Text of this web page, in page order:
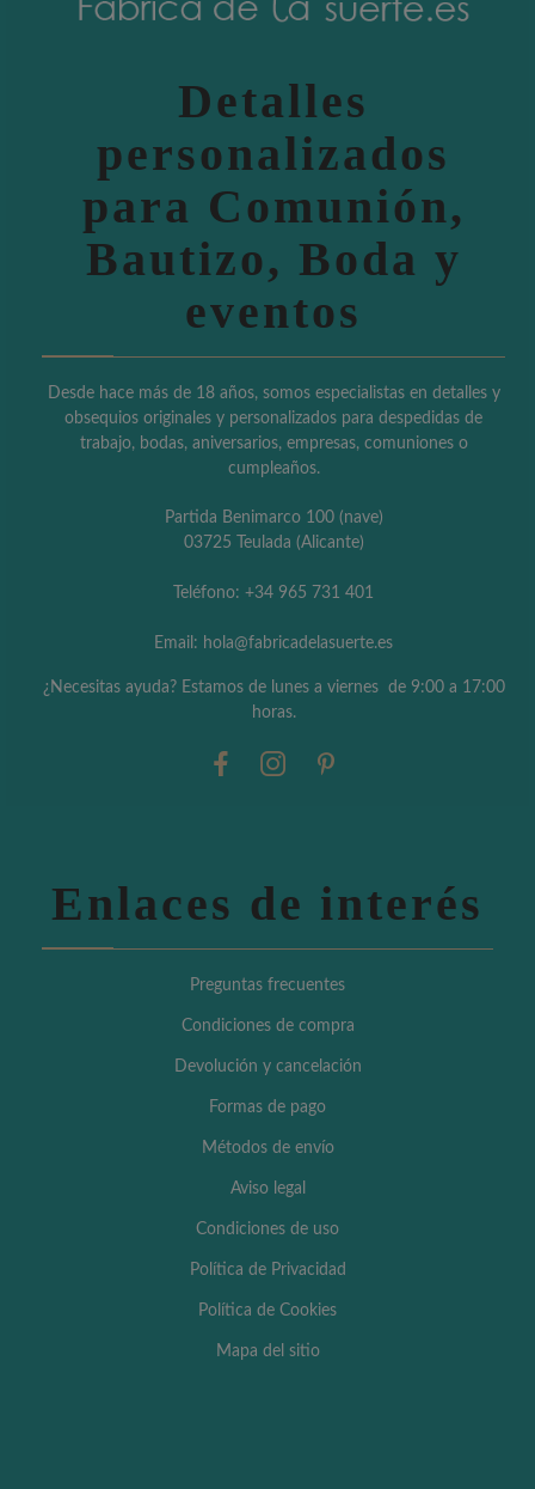
Detalles
personalizados
para Comunión,
Bautizo, Boda y
eventos
Desde hace más de 18 años, somos especialistas en detalles y
obsequios originales y personalizados para despedidas de
trabajo, bodas, aniversarios, empresas, comuniones o
cumpleaños.
Partida Benimarco 100 (nave)
03725 Teulada (Alicante)
Teléfono: +34 965 731 401
Email: hola@fabricadelasuerte.es
¿Necesitas ayuda? Estamos de lunes a viernes de 9:00 a 17:00
horas.
Enlaces de interés
Preguntas frecuentes
Condiciones de compra
Devolución y cancelación
Formas de pago
Métodos de envío
Aviso legal
Condiciones de uso
Política de Privacidad
Política de Cookies
Mapa del sitio